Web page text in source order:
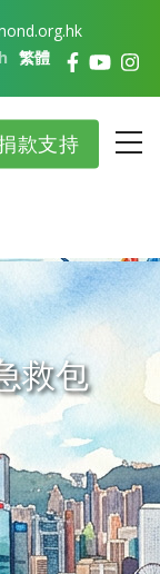
繁體
款支持
救包